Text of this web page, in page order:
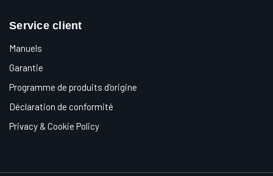
Service client
Manuels
Garantie
Programme de produits d'origine
Déclaration de conformité
Privacy & Cookie Policy